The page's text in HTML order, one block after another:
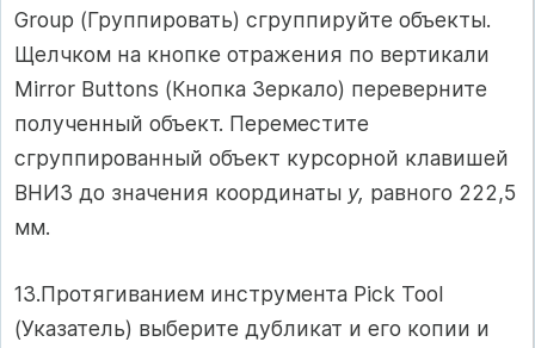
Group (Группировать) сгруппируйте объекты.
Щелчком на кнопке отражения по вертикали
Mirror Buttons (Кнопка Зеркало) переверните
полученный объект. Переместите
сгруппированный объект курсорной клавишей
ВНИЗ до значения координаты у, равного 222,5
мм.
13.Протягиванием инструмента Pick Tool
(Указатель) выберите дубликат и его копии и